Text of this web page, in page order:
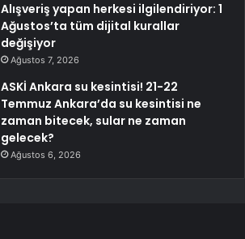
Alışveriş yapan herkesi ilgilendiriyor: 1
Ağustos’ta tüm dijital kurallar
değişiyor
Ağustos 7, 2026
ASKİ Ankara su kesintisi! 21-22
Temmuz Ankara’da su kesintisi ne
zaman bitecek, sular ne zaman
gelecek?
Ağustos 6, 2026